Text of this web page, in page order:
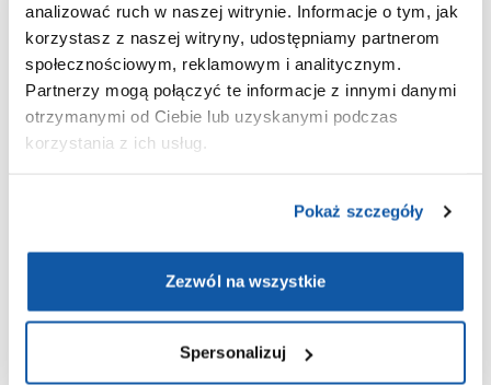
analizować ruch w naszej witrynie. Informacje o tym, jak
korzystasz z naszej witryny, udostępniamy partnerom
społecznościowym, reklamowym i analitycznym.
Partnerzy mogą połączyć te informacje z innymi danymi
otrzymanymi od Ciebie lub uzyskanymi podczas
korzystania z ich usług.
Pokaż szczegóły
Zezwól na wszystkie
Spersonalizuj
Aplikacja
ePOLMED
Wygodne umawianie i odwoływanie
Historia medyczna w jednym
Bezpieczeństwo danych dzięki
integracji z Węzłem Krajowym.